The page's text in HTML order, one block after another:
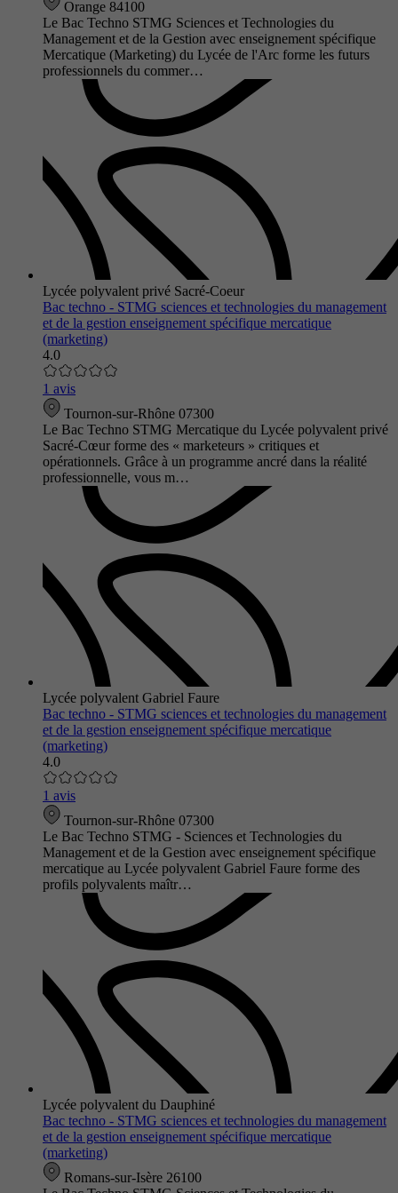
Orange 84100
Le Bac Techno STMG Sciences et Technologies du
Management et de la Gestion avec enseignement spécifique
Mercatique (Marketing) du Lycée de l'Arc forme les futurs
professionnels du commer…
Lycée polyvalent privé Sacré-Coeur
Bac techno - STMG sciences et technologies du management
et de la gestion enseignement spécifique mercatique
(marketing)
4.0
1 avis
Tournon-sur-Rhône 07300
Le Bac Techno STMG Mercatique du Lycée polyvalent privé
Sacré-Cœur forme des « marketeurs » critiques et
opérationnels. Grâce à un programme ancré dans la réalité
professionnelle, vous m…
Lycée polyvalent Gabriel Faure
Bac techno - STMG sciences et technologies du management
et de la gestion enseignement spécifique mercatique
(marketing)
4.0
1 avis
Tournon-sur-Rhône 07300
Le Bac Techno STMG - Sciences et Technologies du
Management et de la Gestion avec enseignement spécifique
mercatique au Lycée polyvalent Gabriel Faure forme des
profils polyvalents maîtr…
Lycée polyvalent du Dauphiné
Bac techno - STMG sciences et technologies du management
et de la gestion enseignement spécifique mercatique
(marketing)
Romans-sur-Isère 26100